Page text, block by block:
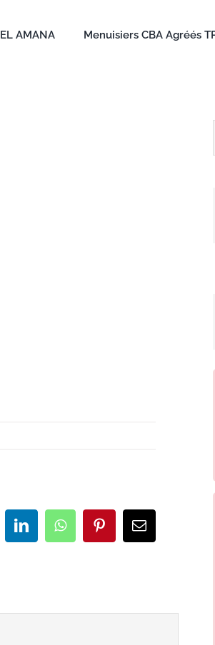
EL AMANA Menuisiers CBA Agréés
LinkedInWhatsAppPinterestEmail